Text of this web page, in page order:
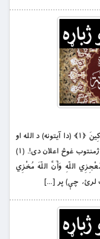
بَرَاءةٌ مِّنَ اللّهِ وَرَسُولِهِ إِلَى الَّذِينَ عَاهَدتُّم مِّنَ الْمُشْرِكِينَ ﴿۱﴾ (دا آيتونه) د الله او
استازي له لوري یې ستاسې همژمنو مشركانو ته د نه ژمنتوب غوڅ اعلان دى!. (۱)
اللّهِ وَأَنَّ اللّهَ مُخْزِي